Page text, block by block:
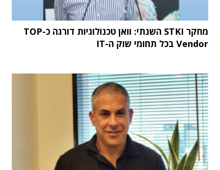
מחקר STKI השנתי: וואן טכנולוגיות דורגה כ-TOP
Vendor בכל תחומי שוק ה-IT